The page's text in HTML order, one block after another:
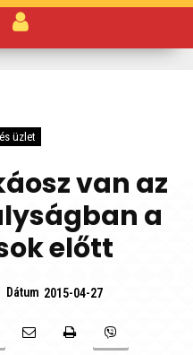
üzlet
van az
a
előtt
Dátum 2015-04-27